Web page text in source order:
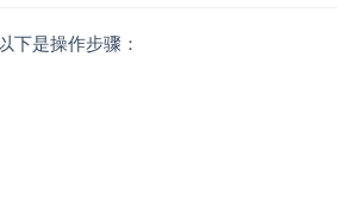
下是操作步骤：